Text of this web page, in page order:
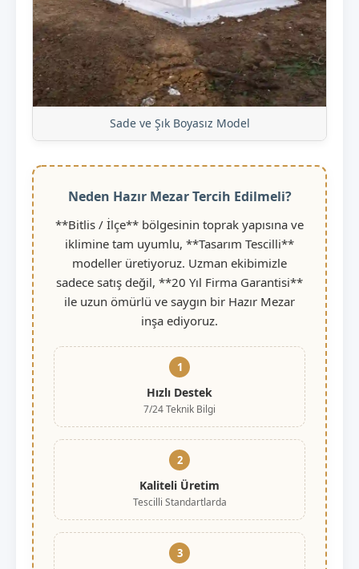
Sade ve Şık Boyasız Model
Neden Hazır Mezar Tercih Edilmeli?
**Bitlis / İlçe** bölgesinin toprak yapısına ve
iklimine tam uyumlu, **Tasarım Tescilli**
modeller üretiyoruz. Uzman ekibimizle
sadece satış değil, **20 Yıl Firma Garantisi**
ile uzun ömürlü ve saygın bir Hazır Mezar
inşa ediyoruz.
1
Hızlı Destek
7/24 Teknik Bilgi
2
Kaliteli Üretim
Tescilli Standartlarda
3